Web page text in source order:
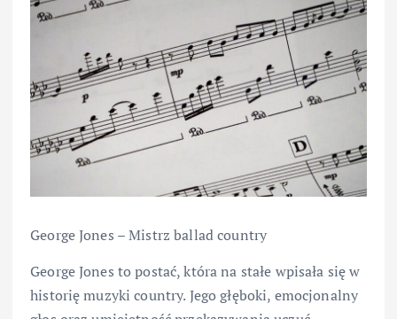
George Jones – Mistrz ballad country
George Jones to postać, która na stałe wpisała się w
historię muzyki country. Jego głęboki, emocjonalny